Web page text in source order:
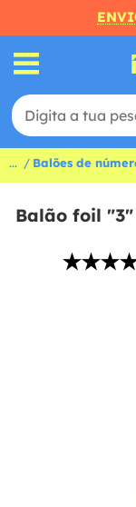
... Balões de
Balão foil